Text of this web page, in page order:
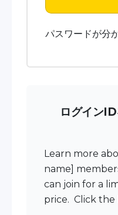
パスワードが分
ログイン
Learn more
name]
can join for a
price. Click